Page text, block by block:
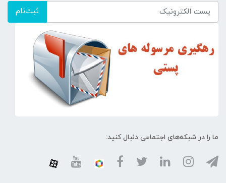
ثبت‌نام
ما را در شبکه‌های اجتماعی دنبال کنید: